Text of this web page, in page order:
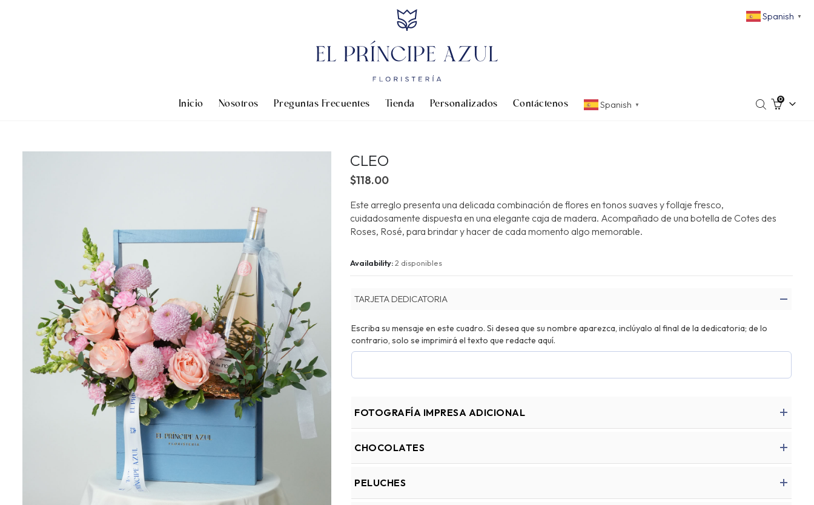
Inicio Nosotros Preguntas Frecuentes Tienda Personalizados Contáctenos Spanish ▼
0
CLEO
$118.00
Este arreglo presenta una delicada combinación de flores en tonos suaves y follaje fresco,
cuidadosamente dispuesta en una elegante caja de madera. Acompañado de una botella de Cotes des
Roses, Rosé, para brindar y hacer de cada momento algo memorable.
Availability:2 disponibles
TARJETA DEDICATORIA
Escriba su mensaje en este cuadro. Si desea que su nombre aparezca, inclúyalo al final de la dedicatoria; de lo
contrario, solo se imprimirá el texto que redacte aquí.
FOTOGRAFÍA IMPRESA ADICIONAL
CHOCOLATES
PELUCHES
Spanish ▼